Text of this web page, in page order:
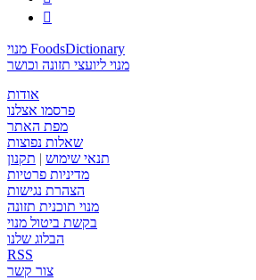

מנוי FoodsDictionary
מנוי ליועצי תזונה וכושר
אודות
פרסמו אצלנו
מפת האתר
שאלות נפוצות
תנאי שימוש | תקנון
מדיניות פרטיות
הצהרת נגישות
מנוי תוכנית תזונה
בקשת ביטול מנוי
הבלוג שלנו
RSS
צור קשר